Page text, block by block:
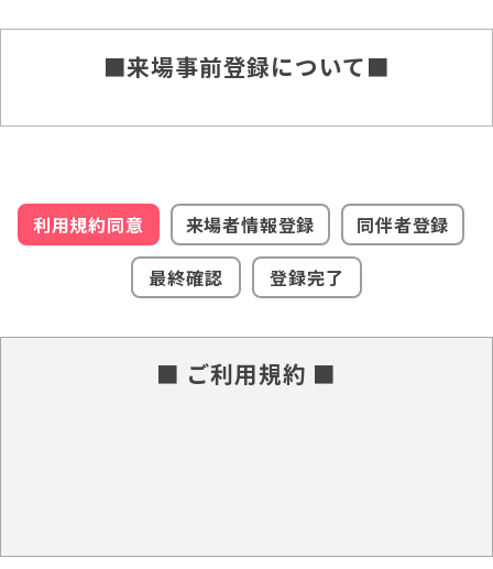
■来場事前登録について■
利用規約同意 来場者情報登録
同伴者登録
最終確認
登録完了
■ ご利用規約 ■